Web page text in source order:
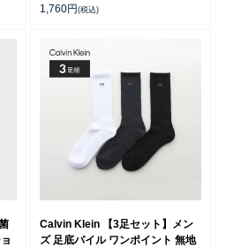
1,760円(税込)
Calvin Klein 【3足セット】メン
ズ 足底パイル ワンポイント 無地